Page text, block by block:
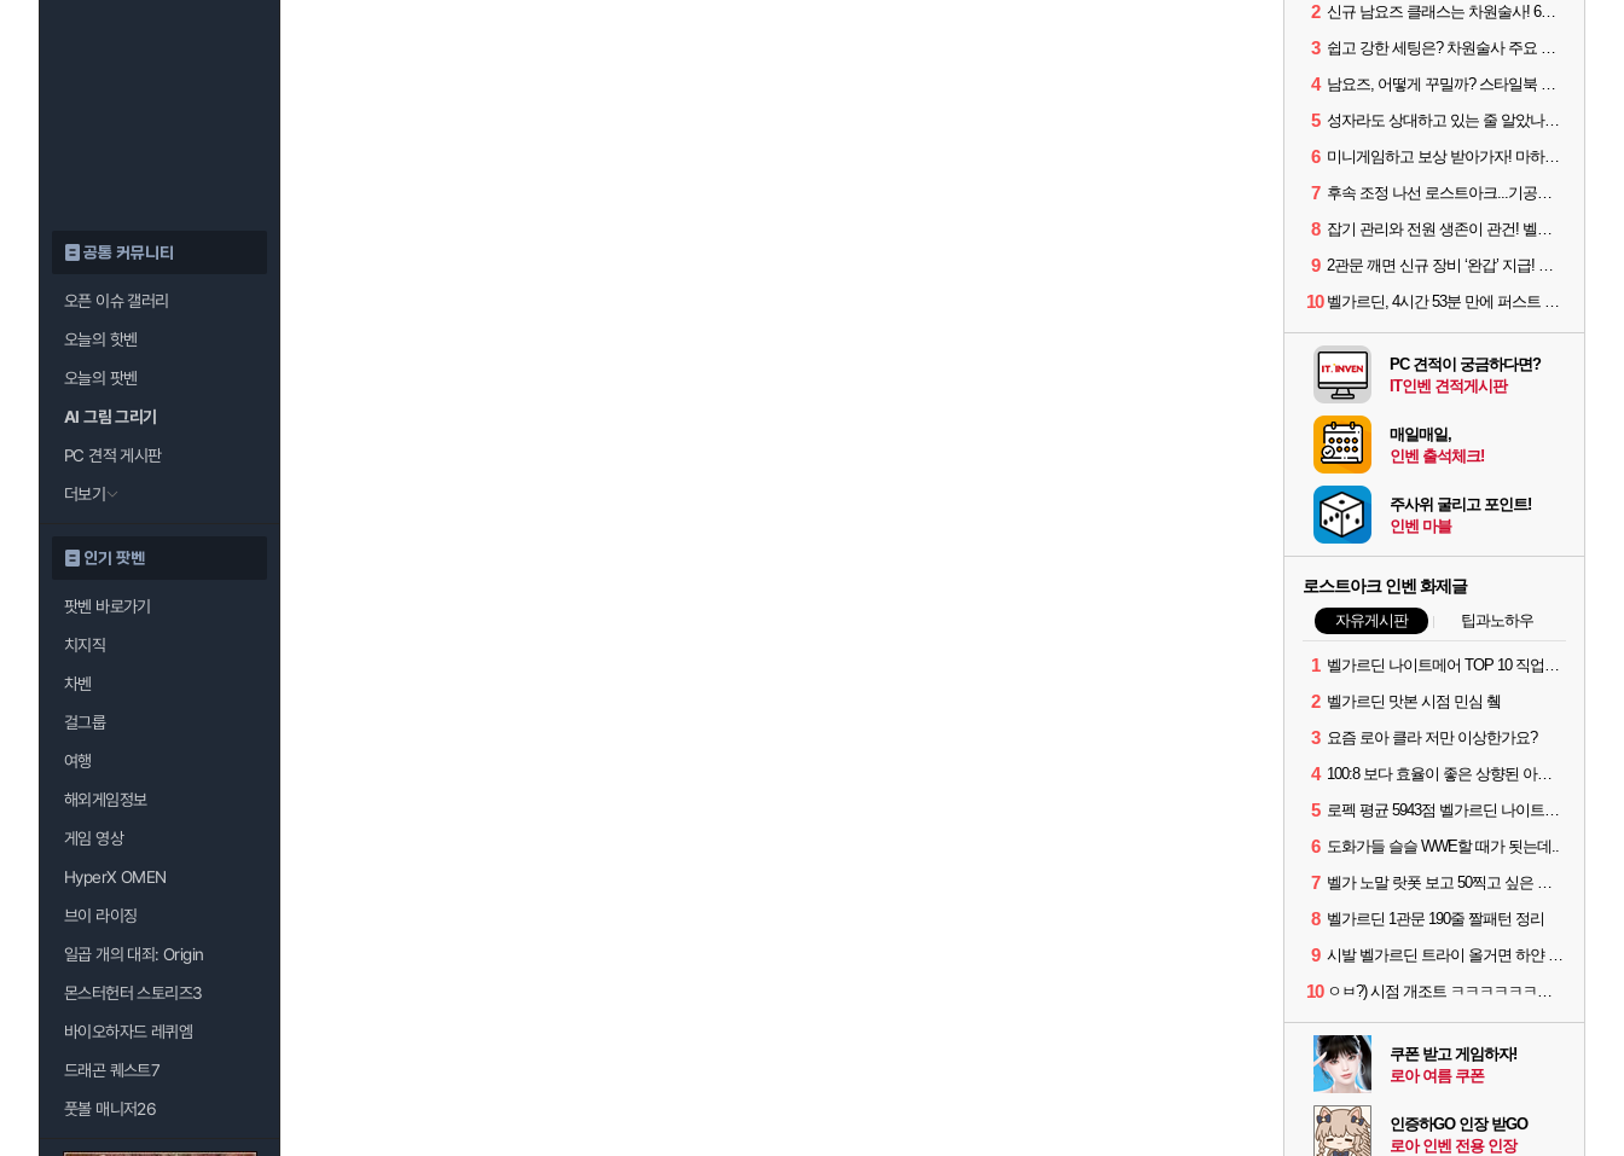
공통 커뮤니티
오픈 이슈 갤러리
오늘의 핫벤
오늘의 팟벤
AI 그림 그리기
PC 견적 게시판
더보기
인기 팟벤
팟벤 바로가기
치지직
차벤
걸그룹
여행
해외게임정보
게임 영상
HyperX OMEN
브이 라이징
일곱 개의 대죄: Origin
몬스터헌터 스토리즈3
바이오하자드 레퀴엠
드래곤 퀘스트7
풋볼 매니저26
2 신규 남요즈 클래스는 차원술사! 6월 20일 로아온 썸머 정리
3 쉽고 강한 세팅은? 차원술사 주요 빌드와 스킬 코드
4 남요즈, 어떻게 꾸밀까? 스타일북 인기 차원술사 커스터마이즈
5 성자라도 상대하고 있는 줄 알았나? 벨가르딘 이모저모
6 미니게임하고 보상 받아가자! 마하라카 썸머 캠프 할 일은?
7 후속 조정 나선 로스트아크...기공사, 차원술사 하향
8 잡기 관리와 전원 생존이 관건! 벨가르딘 유물 칭호 획득방법 정리
9 2관문 깨면 신규 장비 ‘완갑’ 지급! 그림자 레이드 벨가르딘 공개
10 벨가르딘, 4시간 53분 만에 퍼스트 클리어 나왔다
PC 견적이 궁금하다면?
IT인벤 견적게시판
매일매일,
인벤 출석체크!
주사위 굴리고 포인트!
인벤 마블
로스트아크 인벤 화제글
자유게시판 팁과노하우
1 벨가르딘 나이트메어 TOP 10 직업별 분포
2 벨가르딘 맛본 시점 민심 췤
3 요즘 로아 클라 저만 이상한가요?
4 100:8 보다 효율이 좋은 상향된 아제나 ㄷㄷ
5 로펙 평균 5943점 벨가르딘 나이트메어 1관 클리어
6 도화가들 슬슬 WWE할 때가 됫는데..
7 벨가 노말 랏폿 보고 50찍고 싶은 폿들
8 벨가르딘 1관문 190줄 짤패턴 정리
9 시발 벨가르딘 트라이 올거면 하얀 옷 입고오세요
10 ㅇㅂ?) 시점 개조트 ㅋㅋㅋㅋㅋㅋㅋㅋㅋ
쿠폰 받고 게임하자!
로아 여름 쿠폰
인증하GO 인장 받GO
로아 인벤 전용 인장